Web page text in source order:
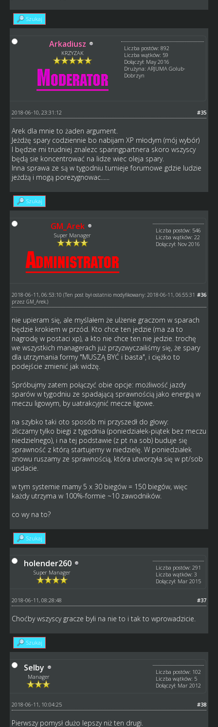
Szukaj
Arkadiusz
KRZYZAK
Liczba postów: 892
Liczba wątków: 59
Dołączył: May 2016
Drużyna: ARJUMA Golub-
Dobrzyn
#35
2018-06-10, 23:31:12
Arek dla mnie to żaden argument.
Jeżdżę spary codziennie bo nabijam XP młodym (mój wybór)
I będzie mi trudniej znalezc sparingpartnera skoro wszyscy
będą sie koncentrować na lidze wiec oleja spary.
Inna sprawa ze są w tygodniu turnieje forumowe gdzie ludzie
jeżdżą i mogą porezygnowac......
Szukaj
GM_Arek
Super Manager
Liczba postów: 546
Liczba wątków: 22
Dołączył: Nov 2016
#36
2018-06-11, 06:53:10 (Ten post był ostatnio modyfikowany: 2018-06-11, 06:55:31
przez GM_Arek.)
nie upieram się, ale myślałem że ulżenie graczom w sparach
będzie krokiem w przód. Kto chce ten jedzie (ma za to
nagrodę w postaci xp), a kto nie chce ten nie jedzie. trochę
we wszystkich managerach już przyzwyczailiśmy się, że spary
dla utrzymania formy "MUSZĄ BYĆ i basta", i ciężko to
podejście zmienić jak widzę.
Spróbujmy zatem połączyć obie opcje: możliwość jazdy
sparów w tygodniu ze spadającą sprawnością jako energią w
meczu ligowym, by uatrakcyjnić mecze ligowe.
na szybko taki oto sposób mi przyszedł do głowy:
zliczamy tylko biegi z tygodnia (poniedziałek-piątek bez meczu
niedzielnego), i na tej podstawie (z pt na sob) buduje się
sprawność z którą startujemy w niedzielę. W poniedziałek
znowu ruszamy ze sprawnością, która utworzyła się w pt/sob
updacie.
w tym systemie mamy 5 x 30 biegów = 150 biegów, więc
każdy utrzyma w 100%-formie ~10 zawodników.
co wy na to?
Szukaj
holender260
Super Manager
Liczba postów: 291
Liczba wątków: 3
Dołączył: Mar 2015
#37
2018-06-11, 08:28:48
Choćby wszyscy gracze byli na nie to i tak to wprowadzicie.
Szukaj
Selby
Manager
Liczba postów: 102
Liczba wątków: 5
Dołączył: Mar 2012
#38
2018-06-11, 10:04:25
Pierwszy pomysł dużo lepszy niż ten drugi.